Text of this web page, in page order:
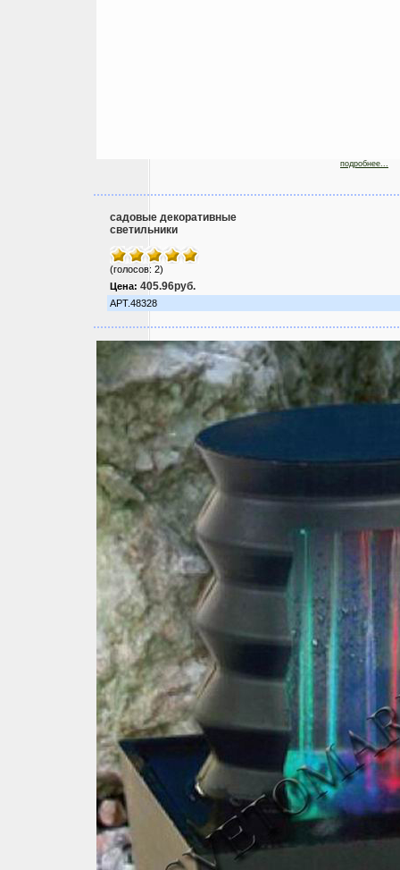
подробнее...
садовые декоративные
светильники
(голосов: 2)
Цена: 405.96руб.
АРТ.48328